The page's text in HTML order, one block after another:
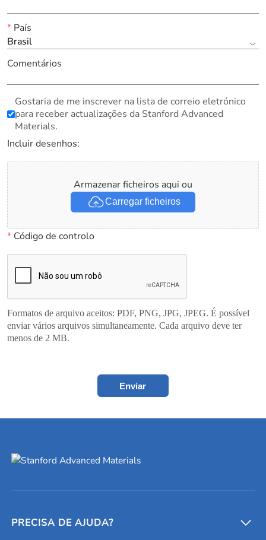
*País
Brasil
Comentários
Gostaria de me inscrever na lista de correio eletrónico
para receber actualizações da Stanford Advanced
Materials.
Incluir desenhos:
Armazenar ficheiros aqui ou
Carregar ficheiros
*Código de controlo
Formatos de arquivo aceitos: PDF, PNG, JPG, JPEG. É possível
enviar vários arquivos simultaneamente. Cada arquivo deve ter
menos de 2 MB.
Enviar
PRECISA DE AJUDA?